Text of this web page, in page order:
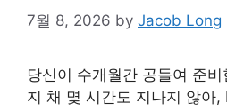
7월 8, 2026 by Jacob Long
당신이 수개월간 공들여 준
지 채 몇 시간도 지나지 않아,